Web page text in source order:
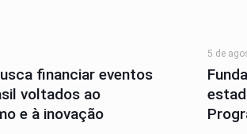
financiar eventos
voltados ao
e à inovação
5 de